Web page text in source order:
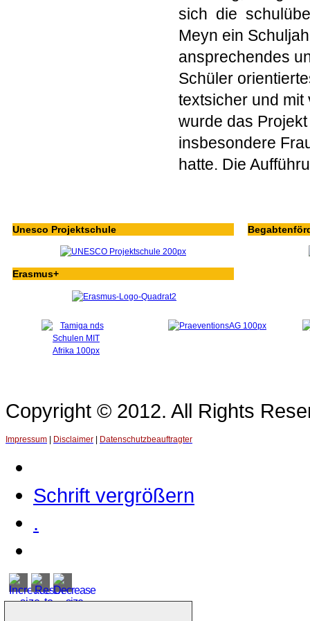
sich die
Meyn ein
ansprechendes
Schüler
textsicher und mit
wurde das
insbesondere
hatte. Die
Unesco Projektschule
Erasmus+
Copyright © 2012. All Rights
Impressum | Disclaimer | Datenschutzbeauftragter
Schrift vergrößern
.